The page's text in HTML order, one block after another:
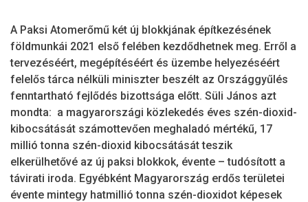
A Paksi Atomerőmű két új blokkjának építkezésének
földmunkái 2021 első felében kezdődhetnek meg. Erről a
tervezéséért, megépítéséért és üzembe helyezéséért
felelős tárca nélküli miniszter beszélt az Országgyűlés
fenntartható fejlődés bizottsága előtt. Süli János azt
mondta: a magyarországi közlekedés éves szén-dioxid-
kibocsátását számottevően meghaladó mértékű, 17
millió tonna szén-dioxid kibocsátását teszik
elkerülhetővé az új paksi blokkok, évente – tudósított a
távirati iroda. Egyébként Magyarország erdős területei
évente mintegy hatmillió tonna szén-dioxidot képesek